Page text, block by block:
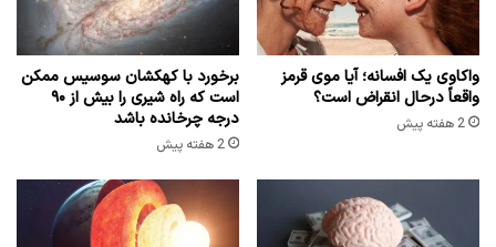
واکاوی یک افسانه؛ آیا موی قرمز
واقعاً درحال انقراض است؟
2 هفته پیش
برخورد با کهکشان سوسیس ممکن
است که راه شیری را بیش از ۹۰
درجه چرخانده باشد
2 هفته پیش